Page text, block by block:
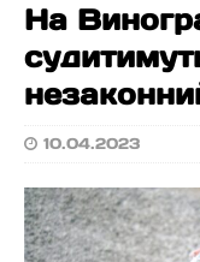
На
10.04.2023